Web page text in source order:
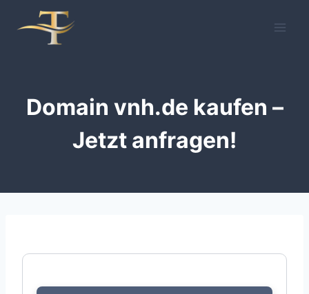
Inhalt
Domain vnh.de kaufen –
Jetzt anfragen!